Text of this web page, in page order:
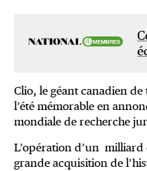
Clio, le géant canadien
l’été mémorable en
mondiale de recherche
L’opération d’un
grande acquisition de